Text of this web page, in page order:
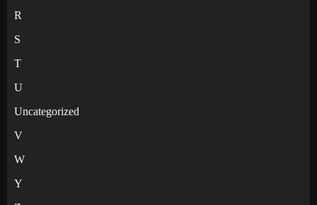
R
S
T
U
Uncategorized
V
W
Y